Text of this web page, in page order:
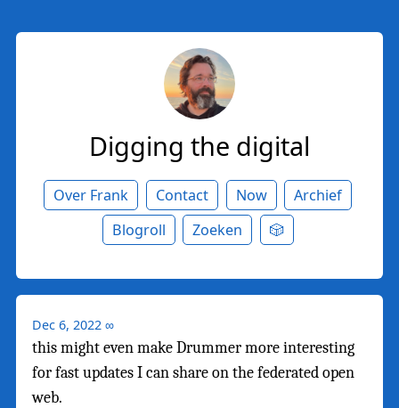
Digging the digital
Over Frank Contact Now
Archief
Blogroll
Zoeken 🎲
Dec 6, 2022 ∞
this might even make Drummer more interesting
for fast updates I can share on the federated open
web.